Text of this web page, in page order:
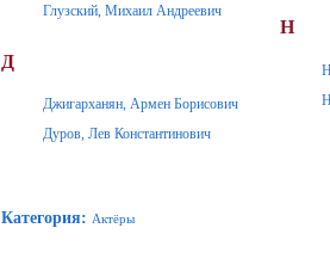
Глузский, Михаил Андреевич
Д
Джигарханян, Армен Борисович
Дуров, Лев Константинович
Н
Категория: Актёры